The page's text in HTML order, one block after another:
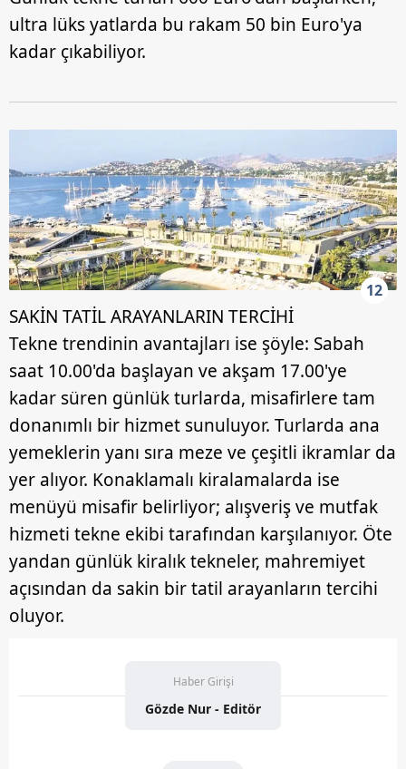
ultra lüks yatlarda bu rakam 50 bin Euro'ya
kadar çıkabiliyor.
12
SAKİN TATİL ARAYANLARIN TERCİHİ
Tekne trendinin avantajları ise şöyle: Sabah
saat 10.00'da başlayan ve akşam 17.00'ye
kadar süren günlük turlarda, misafirlere tam
donanımlı bir hizmet sunuluyor. Turlarda ana
yemeklerin yanı sıra meze ve çeşitli ikramlar da
yer alıyor. Konaklamalı kiralamalarda ise
menüyü misafir belirliyor; alışveriş ve mutfak
hizmeti tekne ekibi tarafından karşılanıyor. Öte
yandan günlük kiralık tekneler, mahremiyet
açısından da sakin bir tatil arayanların tercihi
oluyor.
Haber Girişi
Gözde Nur - Editör